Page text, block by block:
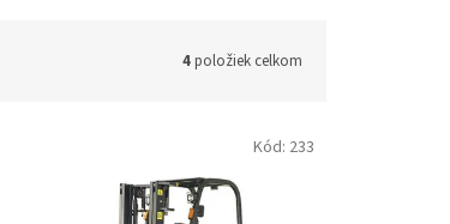
4položiek celkom
Kód: 233